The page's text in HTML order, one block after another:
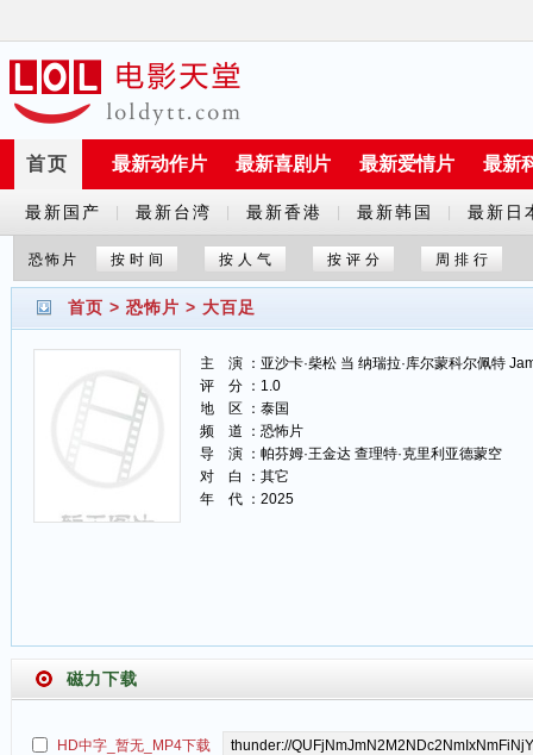
首页 最新动作片 最新喜剧片 最新爱情片 最新
最新国产
剧
最新台湾 最新香港 最新韩国 最新日
恐怖片 按时间 按人气 按评分 周排行
首页 > 恐怖片 > 大百足
主 演 ：亚沙卡·柴松 当 纳瑞拉·库尔蒙科尔佩特
评 分 ：1.0
地 区 ：泰国
频 道 ：恐怖片
导 演 ：帕芬姆·王金达 查理特·克里利亚德蒙空
对 白 ：其它
年 代 ：2025
磁力下载
HD中字_暂无_MP4下载